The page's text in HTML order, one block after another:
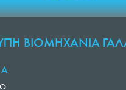
ΒΙΟΜΗΧΑΝΙΑ